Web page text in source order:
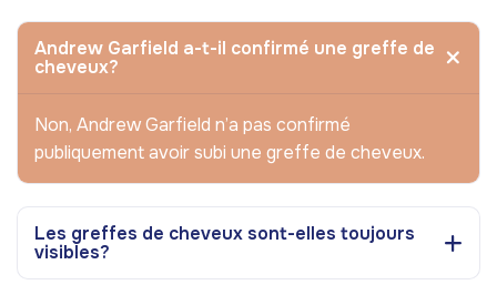
Andrew Garfield a-t-il confirmé une greffe de
cheveux?
Non, Andrew Garfield n’a pas confirmé
publiquement avoir subi une greffe de cheveux.
Les greffes de cheveux sont-elles toujours
visibles?